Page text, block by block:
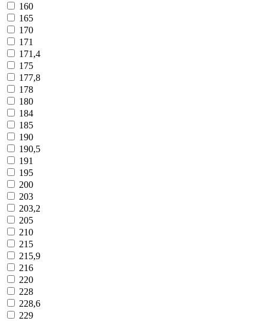
160
165
170
171
171,4
175
177,8
178
180
184
185
190
190,5
191
195
200
203
203,2
205
210
215
215,9
216
220
228
228,6
229